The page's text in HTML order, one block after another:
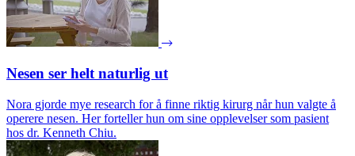
Nesen ser helt naturlig ut
Nora gjorde mye research for å finne riktig kirurg når hun valgte å
operere nesen. Her forteller hun om sine opplevelser som pasient
hos dr. Kenneth Chiu.